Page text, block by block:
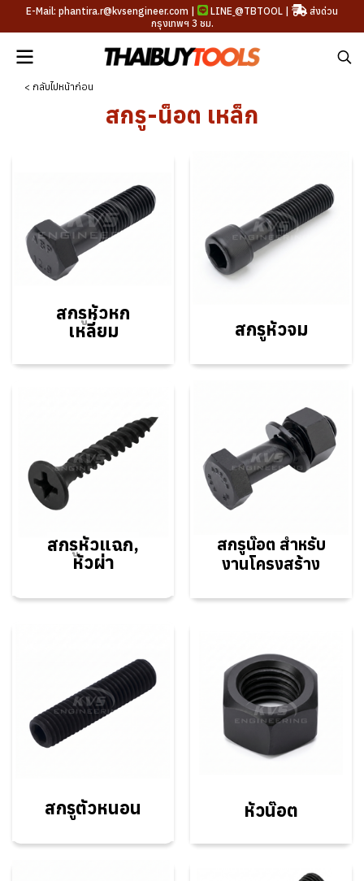
E-Mail: phantira.r@kvsengineer.com | LINE @TBTOOL |
ส่งด่วน
กรุงเทพฯ 3 ชม.
< กลับไปหน้าก่อน
สกรู-น็อต เหล็ก
สกรูหัวหก
เหลี่ยม สกรูหัวจม
สกรูหัวแฉก,
หัวผ่า
สกรูน๊อต สำหรับ
งานโครงสร้าง
สกรูตัวหนอน หัวน๊อต